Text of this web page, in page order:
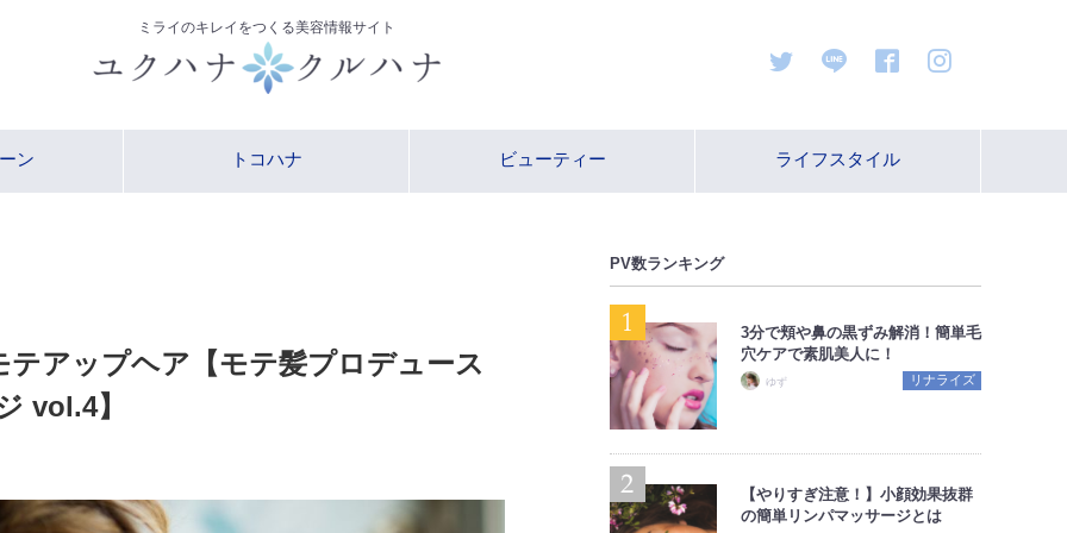
ミライのキレイをつくる美容情報サイト
ン トコハナ ビューティー ライフスタイル
アップヘア【モテ髪プロデュース
vol.4】
PV数ランキング
3分で頬や鼻の黒ずみ解消！簡単毛
穴ケアで素肌美人に！
ゆず リナライズ
【やりすぎ注意！】小顔効果抜群
の簡単リンパマッサージとは